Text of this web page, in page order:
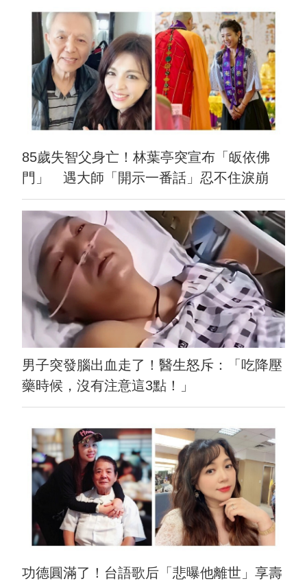
85歲失智父身亡！林葉亭突宣布「皈依佛
門」 遇大師「開示一番話」忍不住淚崩
男子突發腦出血走了！醫生怒斥：「吃降壓
藥時候，沒有注意這3點！」
功德圓滿了！台語歌后「悲曝他離世」享壽